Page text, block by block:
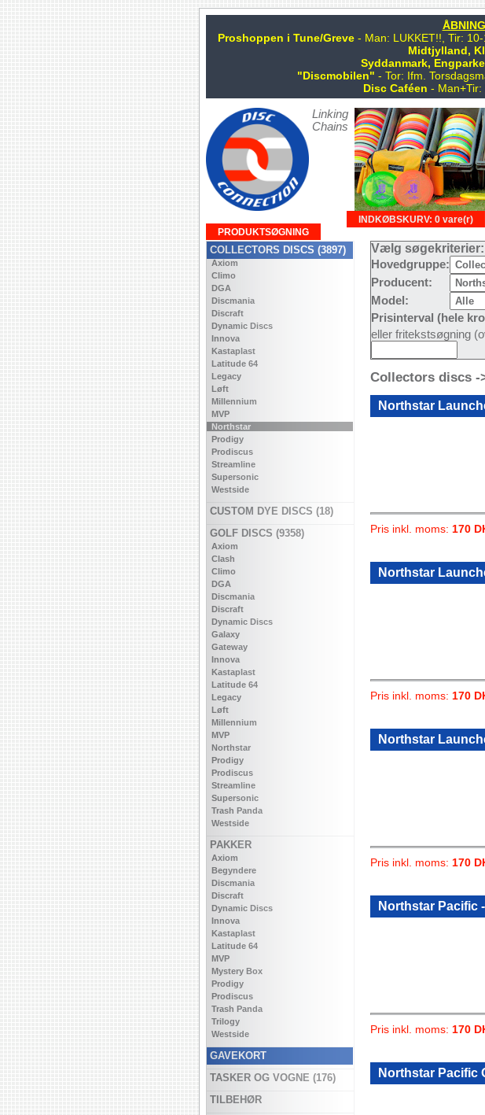
Proshoppen i Tune/Greve - Man: LUKKET!!, Tir:
Midtjylland,
Syddanmark,
"Discmobilen" - Tor: Ifm.
Disc Caféen - Man+Tir:
Linking
Chains
INDKØBSKURV: 0 vare(r)
PRODUKTSØGNING
COLLECTORS DISCS (3897)
Axiom
Climo
DGA
Discmania
Discraft
Dynamic Discs
Innova
Kastaplast
Latitude 64
Legacy
Løft
Millennium
MVP
Northstar
Prodigy
Prodiscus
Streamline
Supersonic
Westside
CUSTOM DYE DISCS (18)
GOLF DISCS (9358)
Axiom
Clash
Climo
DGA
Discmania
Discraft
Dynamic Discs
Galaxy
Gateway
Innova
Kastaplast
Latitude 64
Legacy
Løft
Millennium
MVP
Northstar
Prodigy
Prodiscus
Streamline
Supersonic
Trash Panda
Westside
PAKKER
Axiom
Begyndere
Discmania
Discraft
Dynamic Discs
Innova
Kastaplast
Latitude 64
MVP
Mystery Box
Prodigy
Prodiscus
Trash Panda
Trilogy
Westside
GAVEKORT
TASKER OG VOGNE (176)
TILBEHØR
Vælg søgekriterier:
Hovedgruppe:
Producent:
Model:
Prisinterval (hele
eller fritekstsøgning
Collectors discs -
Northstar
Pris inkl. moms: 170
Northstar
Pris inkl. moms: 170
Northstar
Pris inkl. moms: 170
Northstar Pacific
Pris inkl. moms: 170
Northstar Pacific